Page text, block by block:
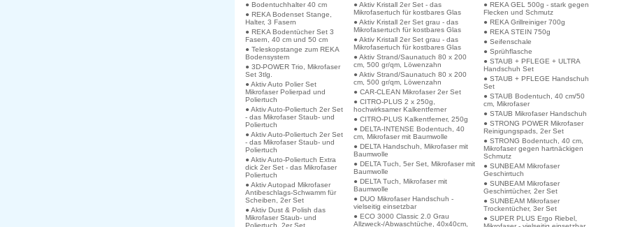
● Bodentuchhalter 40 cm
● REKA Bodenset Stange,
Halter, 3 Fasern
● REKA Bodentücher Set 3
Fasern, 40 cm und 50 cm
● Teleskopstange zum REKA
Bodensystem
● 3D-POWER Trio, Mikrofaser
Set 3tlg.
● Aktiv Auto Polier Set
Mikrofaser Polierpad und
Poliertuch
● Aktiv Auto-Poliertuch 2er Set
- das Mikrofaser Staub- und
Poliertuch
● Aktiv Auto-Poliertuch 2er Set
- das Mikrofaser Staub- und
Poliertuch
● Aktiv Auto-Poliertuch Extra
dick 2er Set - das Mikrofaser
Poliertuch
● Aktiv Autopad Mikrofaser
Antibeschlags-Schwamm für
Scheiben, 2er Set
● Aktiv Dust & Polish das
Mikrofaser Staub- und
● Aktiv Kristall 2er Set - das
Mikrofasertuch für kostbares Glas
● Aktiv Kristall 2er Set grau - das
Mikrofasertuch für kostbares Glas
● Aktiv Kristall 2er Set grau - das
Mikrofasertuch für kostbares Glas
● Aktiv Strand/Saunatuch 80 x 200
cm, 500 gr/qm, Löwenzahn
● Aktiv Strand/Saunatuch 80 x 200
cm, 500 gr/qm, Löwenzahn
● CAR-CLEAN Mikrofaser 2er Set
● CITRO-PLUS 2 x 250g,
hochwirksamer Kalkentferner
● CITRO-PLUS Kalkentferner, 250g
● DELTA-INTENSE Bodentuch, 40
cm, Mikrofaser mit Baumwolle
● DELTA Handschuh, Mikrofaser mit
Baumwolle
● DELTA Tuch, 5er Set, Mikrofaser mit
Baumwolle
● DELTA Tuch, Mikrofaser mit
Baumwolle
● DUO Mikrofaser Handschuh -
vielseitig einsetzbar
● ECO 3000 Classic 2.0 Grau
Allzweck-/Abwaschtüche, 40x40cm,
● REKA GEL 500g - stark gegen
Flecken und Schmutz
● REKA Grillreiniger 700g
● REKA STEIN 750g
● Seifenschale
● Sprühflasche
● STAUB + PFLEGE + ULTRA
Handschuh Set
● STAUB + PFLEGE Handschuh
Set
● STAUB Bodentuch, 40 cm/50
cm, Mikrofaser
● STAUB Mikrofaser Handschuh
● STRONG POWER Mikrofaser
Reinigungspads, 2er Set
● STRONG Bodentuch, 40 cm,
Mikrofaser gegen hartnäckigen
Schmutz
● SUNBEAM Mikrofaser
Geschirrtuch
● SUNBEAM Mikrofaser
Geschirrtücher, 2er Set
● SUNBEAM Mikrofaser
Trockentücher, 3er Set
● SUPER PLUS Ergo Riebel,